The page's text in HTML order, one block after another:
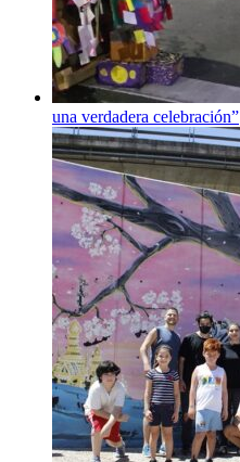
una verdadera celebración”